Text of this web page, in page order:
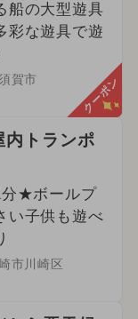
船の大型遊具
彩な遊具で遊
賀市 クーポン
内トランポ
分★ボールプ
い子供も遊べ
市川崎区